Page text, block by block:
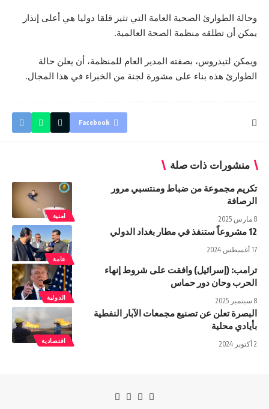
وحالة الطوارئ الصحية العامة التي تثير قلقا دوليا هي أعلى إنذار
يمكن أن تطلقه منظمة الصحة العالمية.
ويمكن لتيدروس، بصفته المدير العام للمنظمة، أن يعلن حالة
الطوارئ هذه بناء على مشورة لجنة من الخبراء في هذا المجال.
Facebook
منشورات ذات صلة
امنية
تکریم مجموعة من ضباط ومنتسبي مرور
الرصافة
8 مارس 2025
عامة
12 مشروعاً ستنفذ في مطار بغداد الدولي
17 أغسطس 2024
الدولية
ترامب: (إسرائيل) وافقت على شروط إنهاء
الحرب وحان دور حماس
8 سبتمبر 2025
اقتصادية
البصرة تعلن عن تصنيع مجمعات الآبار النفطية
بأيادي محلية
2 أكتوبر 2024